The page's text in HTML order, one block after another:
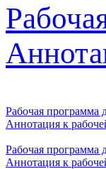
Рабочая
Аннотация к
Рабочая программа
Аннотация к